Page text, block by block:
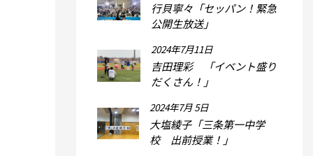
行貝寧々「セッパン！緊急
公開生放送」
2024年7月11日
吉田理彩 「イベント盛り
だくさん！」
2024年7月 5日
大塩綾子「三条第一中学
校 出前授業！」